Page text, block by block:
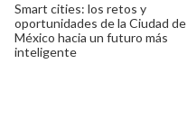
Smart cities: los retos y
oportunidades de la Ciudad de
México hacia un futuro más
inteligente